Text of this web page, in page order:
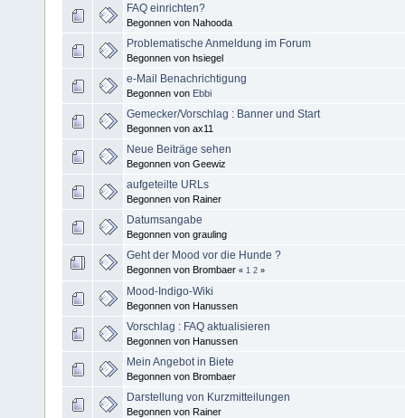
FAQ einrichten?
Begonnen von Nahooda
Problematische Anmeldung im Forum
Begonnen von hsiegel
e-Mail Benachrichtigung
Begonnen von Ebbi
Gemecker/Vorschlag : Banner und Start
Begonnen von ax11
Neue Beiträge sehen
Begonnen von Geewiz
aufgeteilte URLs
Begonnen von Rainer
Datumsangabe
Begonnen von grauling
Geht der Mood vor die Hunde ?
Begonnen von Brombaer « 1 2 »
Mood-Indigo-Wiki
Begonnen von Hanussen
Vorschlag : FAQ aktualisieren
Begonnen von Hanussen
Mein Angebot in Biete
Begonnen von Brombaer
Darstellung von Kurzmitteilungen
Begonnen von Rainer